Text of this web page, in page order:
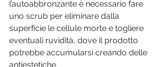
l’autoabbronzante è necessario fare
uno scrub per eliminare dalla
superficie le cellule morte e togliere
eventuali ruvidità, dove il prodotto
potrebbe accumularsi creando delle
antiestetiche